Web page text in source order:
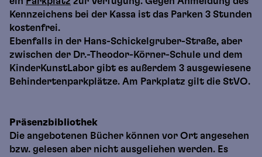
Kennzeichens bei der Kassa ist das Parken 3 Stunden
kostenfrei.
Ebenfalls in der Hans-Schickelgruber-Straße, aber
zwischen der Dr.-Theodor-Körner-Schule und dem
KinderKunstLabor gibt es außerdem 3 ausgewiesene
Behindertenparkplätze. Am Parkplatz gilt die StVO.
Präsenzbibliothek
Die angebotenen Bücher können vor Ort angesehen
bzw. gelesen aber nicht ausgeliehen werden. Es